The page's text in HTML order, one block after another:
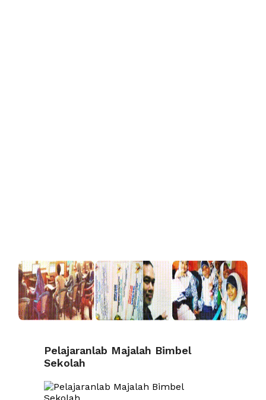
Pelajaranlab Majalah Bimbel
Sekolah